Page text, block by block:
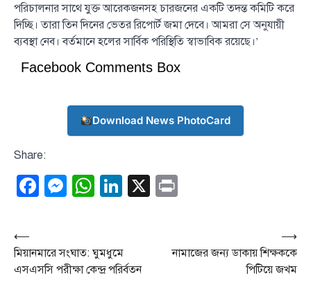
পরিচালনার সাথে যুক্ত আরেকজনসহ চারজনের একটি তদন্ত কমিটি করে
দিচ্ছি। তারা তিন দিনের ভেতর রিপোর্ট জমা দেবে। আমরা সে অনুযায়ী
ব্যবস্থা নেব। বর্তমানে হলের সার্বিক পরিস্থিতি স্বাভাবিক রয়েছে।’
Facebook Comments Box
Download News PhotoCard
Share:
Facebook
Messenger
WhatsApp
LinkedIn
X
Post
navigation
⟵
মিয়ানমারে সংঘাত: ঘুমধুমে
এসএসসি পরীক্ষা কেন্দ্র পরির্বতন
নামাজের জন্য ডাকায় শিক্ষককে
পিটিয়ে জখম
⟶